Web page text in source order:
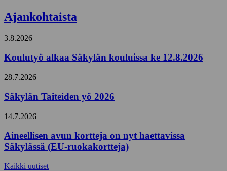
Ajankohtaista
3.8.2026
Koulutyö alkaa Säkylän kouluissa ke 12.8.2026
28.7.2026
Säkylän Taiteiden yö 2026
14.7.2026
Aineellisen avun kortteja on nyt haettavissa
Säkylässä (EU-ruokakortteja)
Kaikki uutiset